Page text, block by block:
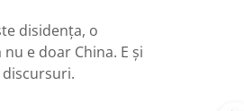
disidența, o
e doar China. E și